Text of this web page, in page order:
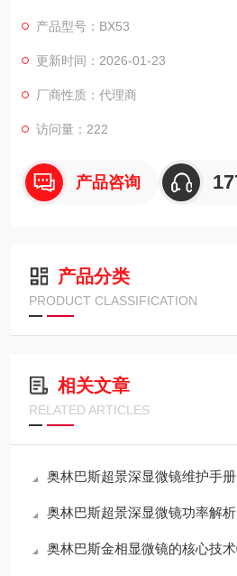
为守护航空材料安全提供有力支持。
产品型号：BX53
更新时间：2026-01-23
厂商性质：代理商
访问量：222
产品咨询
产品分类
PRODUCT CLASSIFICATION
相关文章
RELATED ARTICLES
奥林巴斯超景深显微镜维护手册：光
奥林巴斯超景深显微镜功率解析：技
奥林巴斯金相显微镜的核心技